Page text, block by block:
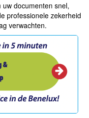
documenten snel,
professionele zekerheid
verwachten.